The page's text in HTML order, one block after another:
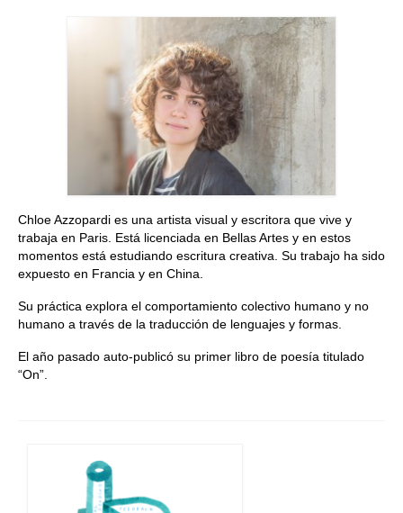
Chloe Azzopardi es una artista visual y escritora que vive y
trabaja en Paris. Está licenciada en Bellas Artes y en estos
momentos está estudiando escritura creativa. Su trabajo ha sido
expuesto en Francia y en China.
Su práctica explora el comportamiento colectivo humano y no
humano a través de la traducción de lenguajes y formas.
El año pasado auto-publicó su primer libro de poesía titulado
“On”.